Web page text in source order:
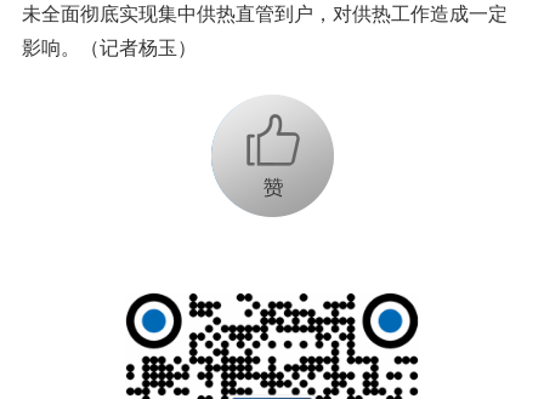
未全面彻底实现集中供热直管到户，对供热工作造成一定
影响。（记者杨玉）
+1